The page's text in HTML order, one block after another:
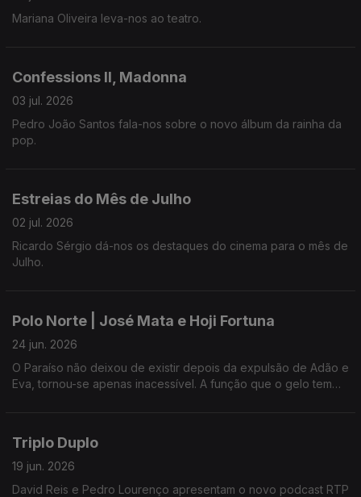
Mariana Oliveira leva-nos ao teatro.
Confessions II, Madonna
03 jul. 2026
Pedro João Santos fala-nos sobre o novo álbum da rainha da
pop.
Estreias do Mês de Julho
02 jul. 2026
Ricardo Sérgio dá-nos os destaques do cinema para o mês de
Julho.
Polo Norte | José Mata e Hoji Fortuna
24 jun. 2026
O Paraíso não deixou de existir depois da expulsão de Adão e
Eva, tornou-se apenas inacessível. A função que o gelo tem
Fairfield Warren.
Triplo Duplo
19 jun. 2026
David Reis e Pedro Lourenço apresentam o novo podcast RTP